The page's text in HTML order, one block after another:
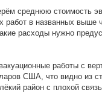
среднюю стоимость
работ в названных выше
расходы нужно
работы с
США, что видно из
район с плохой